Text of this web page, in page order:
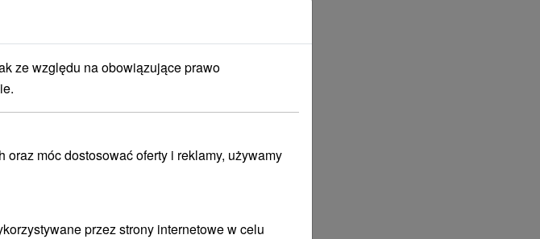
której nie
I Kolacja
możesz cieszyć się
ze względu na obowiązujące prawo
móc dostosować oferty i reklamy, używamy
przez strony internetowe w celu